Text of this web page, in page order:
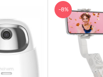
-8%